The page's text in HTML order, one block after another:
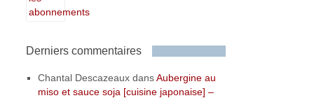
Derniers commentaires
Chantal Descazeaux dansAubergine au
miso et sauce soja [cuisine japonaise] –